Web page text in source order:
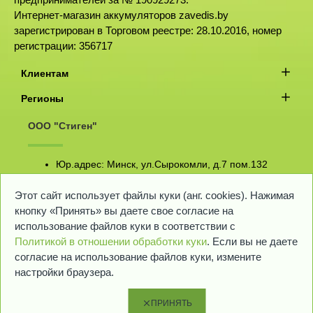
Интернет-магазин аккумуляторов zavedis.by
зарегистрирован в Торговом реестре: 28.10.2016, номер
регистрации: 356717
Клиентам
Регионы
ООО "Стиген"
Юр.адрес: Минск, ул.Сырокомли, д.7 пом.132
+375 29601-49-43А1 (Велком)
+375 33 667-80-11
Email info@zavedis.by
ПРИНЯТЬ
Этот сайт использует файлы куки (анг. сookies). Нажимая
кнопку «Принять» вы даете свое согласие на
использование файлов куки в соответствии с
Политикой в отношении обработки куки. Если вы не даете
согласие на использование файлов куки, измените
настройки браузера.